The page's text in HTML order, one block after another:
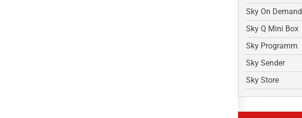
Sky On Demand
Sky Q Mini Box
Sky Programm
Sky Sender
Sky Store